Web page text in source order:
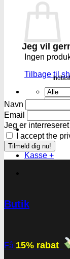
Ingen
Tilbage til
Søg
efter:
Kasse +
Jeg vil
Navn
Email
Jeg er interreseret
I accept the
Butik
Få 15% rabat